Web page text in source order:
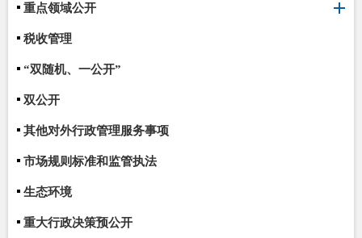
重点领域公开
税收管理
“双随机、一公开”
双公开
其他对外行政管理服务事项
市场规则标准和监管执法
生态环境
重大行政决策预公开